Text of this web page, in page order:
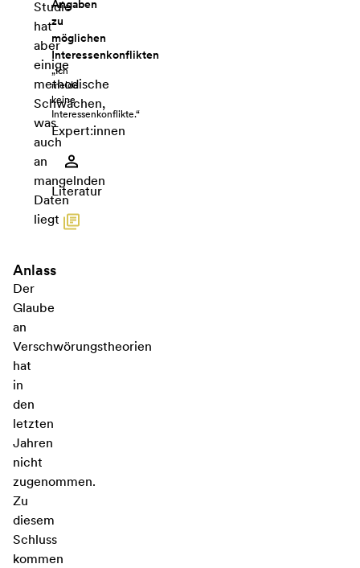
Studie
hat
aber
einige
methodische
Schwächen,
was
auch
an
mangelnden
Daten
liegt
Anlass
Der
Glaube
an
Verschwörungstheorien
hat
in
den
letzten
Jahren
nicht
zugenommen.
Zu
diesem
Schluss
kommen
Angaben
zu
möglichen
Interessenkonflikten
„Ich
melde
keine
Interessenkonflikte.“
Expert:innen
Literatur